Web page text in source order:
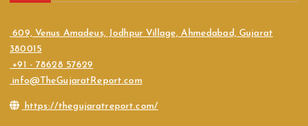
609, Venus Amadeus, Jodhpur Village, Ahmedabad, Gujarat
380015
+91 - 78628 57629
info@TheGujaratReport.com
https://thegujaratreport.com/